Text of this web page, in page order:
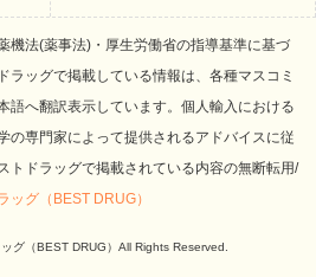
機法(薬事法)・厚生労働省の指導基準に基づ
ラッグで掲載している情報は、各種マスコミ
語へ翻訳表示しています。個人輸入における
の専門家によって提供されるアドバイスに従
トドラッグで掲載されている内容の無断転用/
ッグ（BEST DRUG）
グ（BEST DRUG）All Rights Reserved.